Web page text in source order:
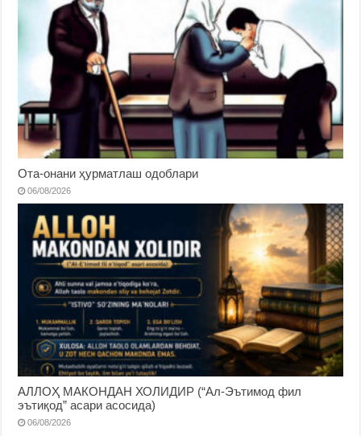
Ота-онани ҳурматлаш одоблари
06/08/2026
АЛЛОҲ МАКОНДАН ХОЛИДИР (“Ал-Эътимод фил
эътиқод” асари асосида)
06/08/2026